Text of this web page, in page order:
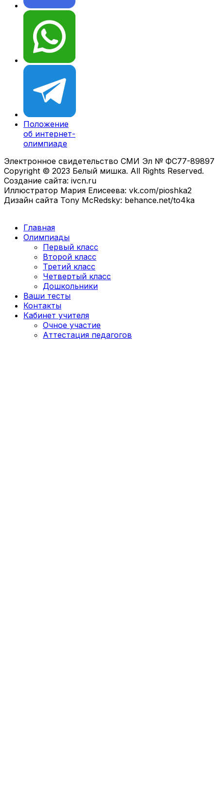
Положение
об интернет-
олимпиаде
Электронное свидетельство СМИ Эл № ФС77-89897
Copyright © 2023 Белый мишка. All Rights Reserved.
Создание сайта: ivcn.ru
Иллюстратор Мария Елисеева: vk.com/pioshka2
Дизайн сайта Tony McRedsky: behance.net/to4ka
Главная
Олимпиады
Первый класс
Второй класс
Третий класс
Четвертый класс
Дошкольники
Ваши тесты
Контакты
Кабинет учителя
Очное участие
Аттестация педагогов